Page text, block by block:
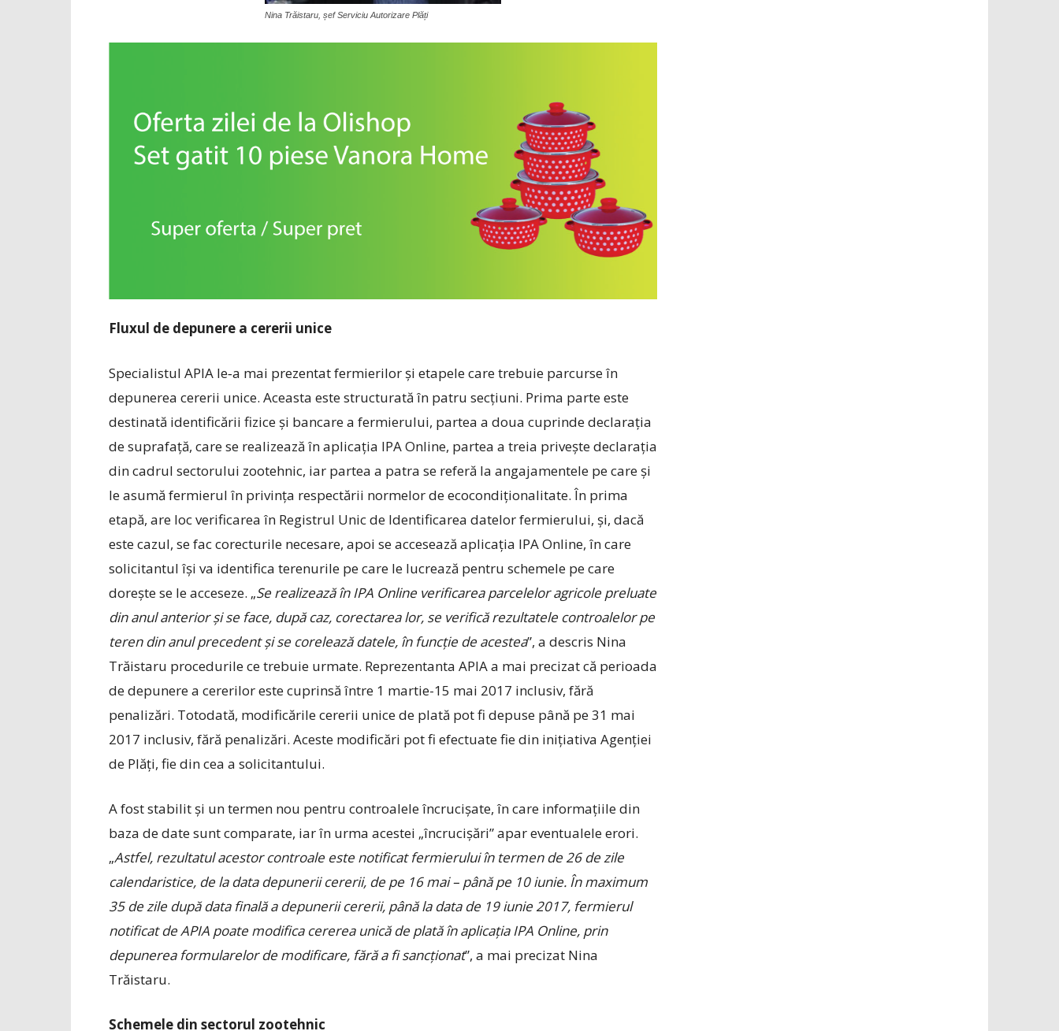
Nina Trăistaru, șef Serviciu Autorizare Plăți
Fluxul de depunere a cererii unice
Specialistul APIA le‐a mai prezentat fermierilor și etapele care trebuie parcurse în
depunerea cererii unice. Aceasta este structurată în patru secțiuni. Prima parte este
destinată identificării fizice și bancare a fermierului, partea a doua cuprinde declarația
de suprafață, care se realizează în aplicația IPA Online, partea a treia privește declarația
din cadrul sectorului zootehnic, iar partea a patra se referă la angajamentele pe care și
le asumă fermierul în privința respectării normelor de ecocondiționalitate. În prima
etapă, are loc verificarea în Registrul Unic de Identificarea datelor fermierului, și, dacă
este cazul, se fac corecturile necesare, apoi se accesează aplicația IPA Online, în care
solicitantul își va identifica terenurile pe care le lucrează pentru schemele pe care
dorește se le acceseze. „Se realizează în IPA Online verificarea parcelelor agricole preluate
din anul anterior și se face, după caz, corectarea lor, se verifică rezultatele controalelor pe
teren din anul precedent și se corelează datele, în funcție de acestea”, a descris Nina
Trăistaru procedurile ce trebuie urmate. Reprezentanta APIA a mai precizat că perioada
de depunere a cererilor este cuprinsă între 1 martie-15 mai 2017 inclusiv, fără
penalizări. Totodată, modificările cererii unice de plată pot fi depuse până pe 31 mai
2017 inclusiv, fără penalizări. Aceste modificări pot fi efectuate fie din inițiativa Agenției
de Plăți, fie din cea a solicitantului.
A fost stabilit și un termen nou pentru controalele încrucișate, în care informațiile din
baza de date sunt comparate, iar în urma acestei „încrucișări” apar eventualele erori.
„Astfel, rezultatul acestor controale este notificat fermierului în termen de 26 de zile
calendaristice, de la data depunerii cererii, de pe 16 mai – până pe 10 iunie. În maximum
35 de zile după data finală a depunerii cererii, până la data de 19 iunie 2017, fermierul
notificat de APIA poate modifica cererea unică de plată în aplicația IPA Online, prin
depunerea formularelor de modificare, fără a fi sancționat”, a mai precizat Nina
Trăistaru.
Schemele din sectorul zootehnic